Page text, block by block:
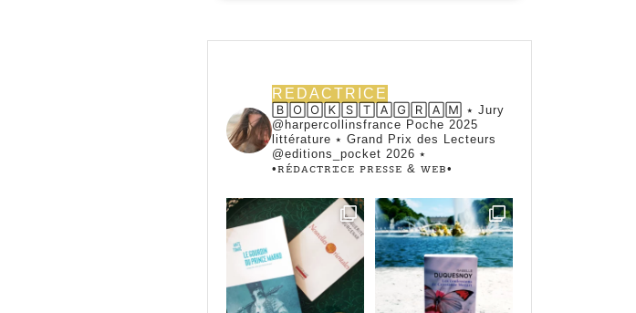
REDACTRICE
🄱🄾🄾🄺🅂🅃🄰🄶🅁🄰🄼 ⭑ Jury
@harpercollinsfrance Poche 2025
littérature ⭑ Grand Prix des Lecteurs
@editions_pocket 2026 ⭑
•ꭱꭼ́ꭰꭺꮯꭲꭱꮖꮯꭼ ꮲꭱꭼꮪꮪꭼ & ꮃꭼᏼ•